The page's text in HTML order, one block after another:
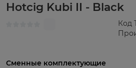
Hotcig Kubi II - Black
Код
Сменные комплектующие